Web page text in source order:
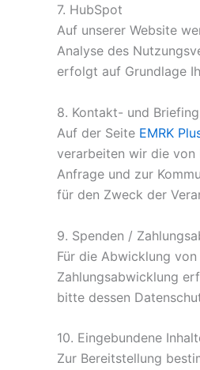
7. HubSpot
Auf unserer Website
Analyse des
erfolgt auf Grundlage
8. Kontakt- und
Auf der Seite EMRK
verarbeiten wir die von
Anfrage und zur
für den Zweck der
9. Spenden /
Für die Abwicklung
Zahlungsabwicklung
bitte dessen
10. Eingebundene
Zur Bereitstellung